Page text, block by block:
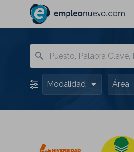
Modalidad Área